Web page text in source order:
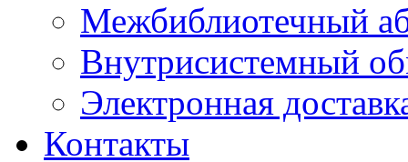
Межбиблиотечный
Внутрисистемный
Электронная
Контакты